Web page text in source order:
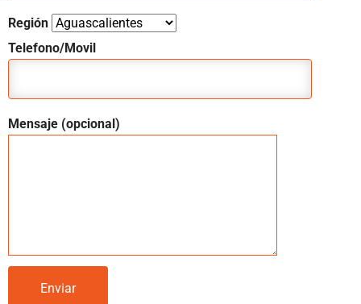
Región
Telefono/Movil
Mensaje (opcional)